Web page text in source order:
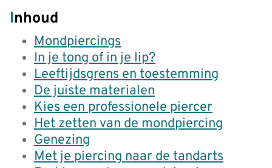
Inhoud
Mondpiercings
In je tong of in je lip?
Leeftijdsgrens en toestemming
De juiste materialen
Kies een professionele piercer
Het zetten van de mondpiercing
Genezing
Met je piercing naar de tandarts